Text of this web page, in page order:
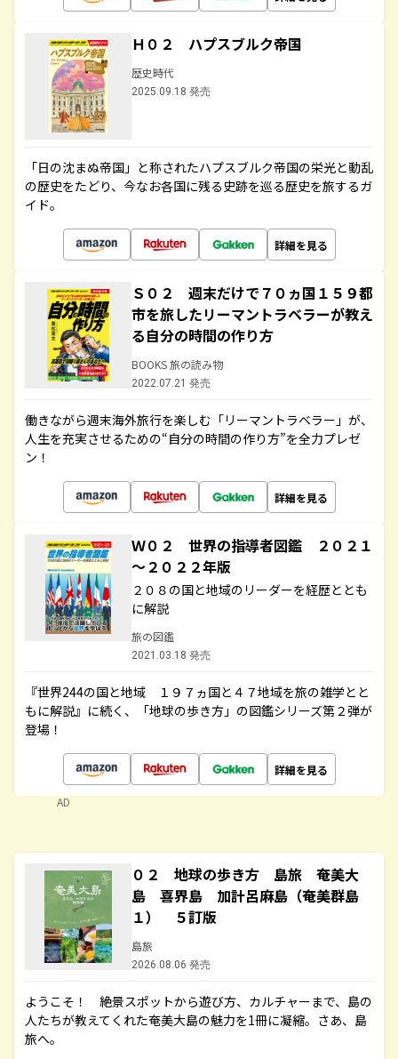
Ｈ０２ ハプスブルク帝国
歴史時代
2025.09.18 発売
「日の沈まぬ帝国」と称されたハプスブルク帝国の栄光と動乱
の歴史をたどり、今なお各国に残る史跡を巡る歴史を旅するガ
イド。
詳細を見る
Ｓ０２ 週末だけで７０ヵ国１５９都
市を旅したリーマントラベラーが教え
る自分の時間の作り方
BOOKS 旅の読み物
2022.07.21 発売
働きながら週末海外旅行を楽しむ「リーマントラベラー」が、
人生を充実させるための“自分の時間の作り方”を全力プレゼ
ン！
詳細を見る
Ｗ０２ 世界の指導者図鑑 ２０２１
～２０２２年版
２０８の国と地域のリーダーを経歴ととも
に解説
旅の図鑑
2021.03.18 発売
『世界244の国と地域 １９７ヵ国と４７地域を旅の雑学とと
もに解説』に続く、「地球の歩き方」の図鑑シリーズ第２弾が
登場！
詳細を見る
AD
０２ 地球の歩き方 島旅 奄美大
島 喜界島 加計呂麻島（奄美群島
１） ５訂版
島旅
2026.08.06 発売
ようこそ！ 絶景スポットから遊び方、カルチャーまで、島の
人たちが教えてくれた奄美大島の魅力を1冊に凝縮。さあ、島
旅へ。